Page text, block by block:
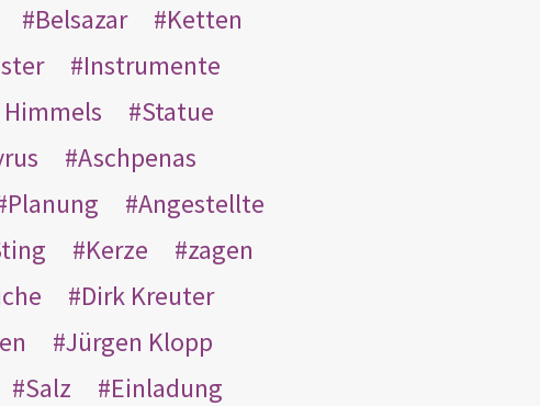
Belsazar
Ketten
Instrumente
Statue
Aschpenas
Planung
Angestellte
Kerze
zagen
Dirk Kreuter
Jürgen Klopp
Salz
Einladung